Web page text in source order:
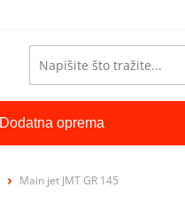
Dodatna oprema
Main jet JMT GR 145